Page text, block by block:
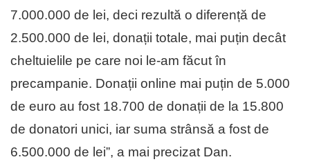
7.000.000 de lei, deci rezultă o diferență de
2.500.000 de lei, donații totale, mai puțin decât
cheltuielile pe care noi le-am făcut în
precampanie. Donații online mai puțin de 5.000
de euro au fost 18.700 de donații de la 15.800
de donatori unici, iar suma strânsă a fost de
6.500.000 de lei”, a mai precizat Dan.